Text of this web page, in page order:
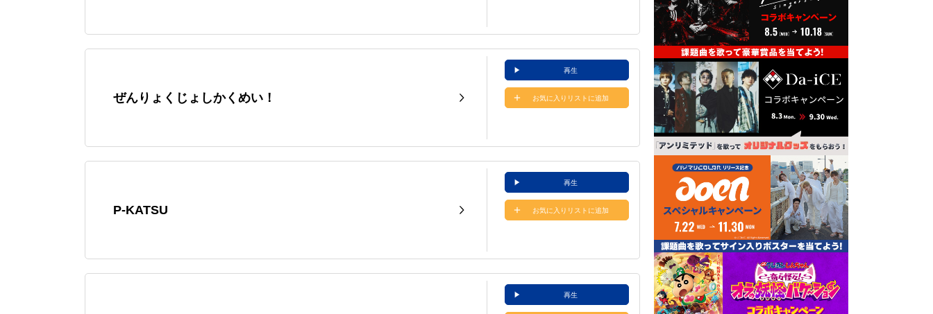
ぜんりょくじょしかくめい！
再生
お気に入りリストに追加
P-KATSU
再生
お気に入りリストに追加
再生